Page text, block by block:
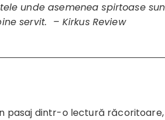
unde asemenea spirtoase
servit. – Kirkus Review
pasaj dintr-o lectură